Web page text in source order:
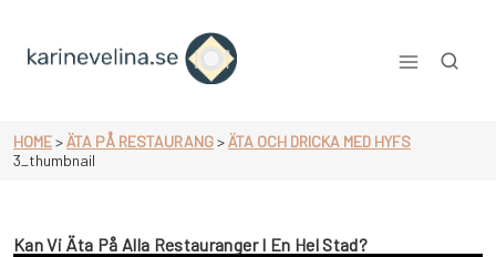
content
HOME>ÄTA PÅ RESTAURANG>ÄTA OCH DRICKA MED HYFS
3_thumbnail
Kan Vi Äta På Alla Restauranger I En Hel Stad?